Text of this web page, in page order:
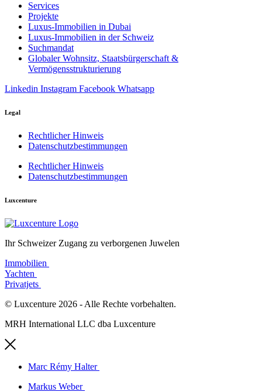
Services
Projekte
Luxus-Immobilien in Dubai
Luxus-Immobilien in der Schweiz
Suchmandat
Globaler Wohnsitz, Staatsbürgerschaft &
Vermögensstrukturierung
Linkedin Instagram Facebook Whatsapp
Legal
Rechtlicher Hinweis
Datenschutzbestimmungen
Rechtlicher Hinweis
Datenschutzbestimmungen
Luxcenture
Ihr Schweizer Zugang zu verborgenen Juwelen
Immobilien ︎
Yachten ︎
Privatjets ︎
© Luxcenture 2026 - Alle Rechte vorbehalten.
MRH International LLC dba Luxcenture
Marc Rémy Halter ︎
Markus Weber ︎